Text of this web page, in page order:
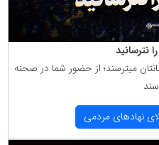
نترسانید
میترسند؛ از حضور شما در صحنه
نهادهای مردمی